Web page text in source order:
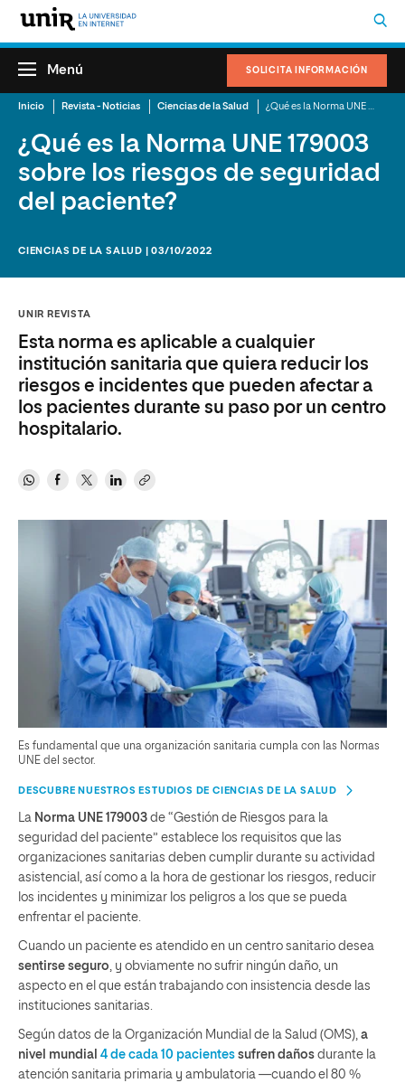
SOLICITA INFORMACIÓN
Menú
Inicio Revista - Noticias Ciencias de la Salud
¿Qué es la Norma UNE 179003
sobre los riesgos de seguridad
del paciente?
CIENCIAS DE LA SALUD | 03/10/2022
UNIR REVISTA
Esta norma es aplicable a cualquier
institución sanitaria que quiera reducir los
riesgos e incidentes que pueden afectar a
los pacientes durante su paso por un centro
hospitalario.
Es fundamental que una organización sanitaria cumpla con las Normas
UNE del sector.
DESCUBRE NUESTROS ESTUDIOS DE CIENCIAS DE LA SALUD
La Norma UNE 179003 de “Gestión de Riesgos para la
seguridad del paciente” establece los requisitos que las
organizaciones sanitarias deben cumplir durante su actividad
asistencial, así como a la hora de gestionar los riesgos, reducir
los incidentes y minimizar los peligros a los que se pueda
enfrentar el paciente.
Cuando un paciente es atendido en un centro sanitario desea
sentirse seguro , y obviamente no sufrir ningún daño, un
aspecto en el que están trabajando con insistencia desde las
instituciones sanitarias.
Según datos de la Organización Mundial de la Salud (OMS), a
nivel mundial 4 de cada 10 pacientes sufren daños durante la
atención sanitaria primaria y ambulatoria —cuando el 80 %